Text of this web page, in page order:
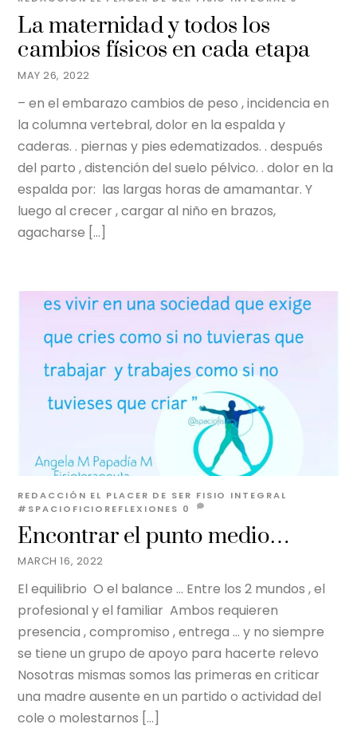
MAY 26, 2022
La maternidad y todos los
cambios físicos en cada etapa
– en el embarazo cambios de peso , incidencia en
la columna vertebral, dolor en la espalda y
caderas. . piernas y pies edematizados. .️ después
del parto , distención del suelo pélvico. . ️dolor en la
espalda por: ️ las largas horas de amamantar. Y
luego al crecer , cargar al niño en brazos,
agacharse […]
MARCH 16, 2022
Encontrar el punto medio…
REDACCIÓN EL PLACER DE SER FISIO INTEGRAL
#SPACIOFICIOREFLEXIONES 0
El equilibrio O el balance … Entre los 2 mundos , el
profesional y el familiar Ambos requieren
presencia , compromiso , entrega … y no siempre
se tiene un grupo de apoyo para hacerte relevo
Nosotras mismas somos las primeras en criticar
una madre ausente en un partido o actividad del
cole o molestarnos […]